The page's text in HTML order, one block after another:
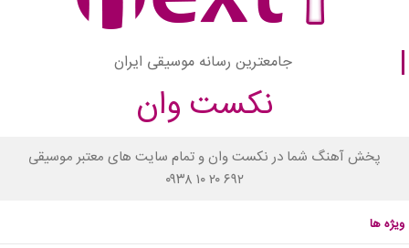
جامعترین رسانه موسیقی ایران
نکست وان
پخش آهنگ شما در نکست وان و تمام سایت های معتبر موسیقی
۰۹۳۸ ۱۰ ۲۰ ۶۹۲
ویژه ها